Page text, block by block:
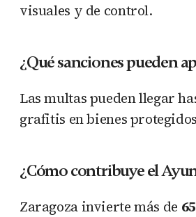
visuales y de control.
¿Qué sanciones pueden
Las multas pueden llegar
grafitis en bienes
¿Cómo contribuye el
Zaragoza invierte más de